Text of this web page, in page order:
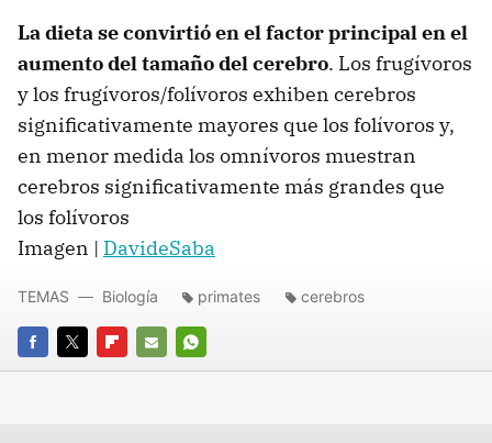
La dieta se convirtió en el factor principal en el
aumento del tamaño del cerebro. Los frugívoros
y los frugívoros/folívoros exhiben cerebros
significativamente mayores que los folívoros y,
en menor medida los omnívoros muestran
cerebros significativamente más grandes que
los folívoros
Imagen | DavideSaba
FACEBOOK
TWITTERFLIPBOARD
E-
WHATSAPP
TEMAS Biología primates cerebros